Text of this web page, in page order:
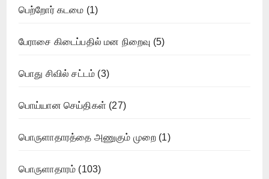
பெற்றோர் கடமை (1)
பேராசை கிடைப்பதில் மன நிறைவு (5)
பொது சிவில் சட்டம் (3)
பொய்யான செய்திகள் (27)
பொருளாதாரத்தை அணுகும் முறை (1)
பொருளாதாரம் (103)